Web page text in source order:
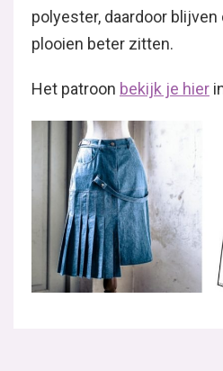
polyester, daardoor
plooien beter zitten.
Het patroon bekijk je hier